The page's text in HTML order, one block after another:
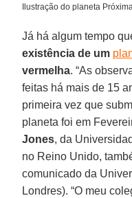
Ilustração do planeta
Já há algum tempo
existência de um
vermelha. “As
feitas há mais de 15
primeira vez que
planeta foi em
Jones, da
no Reino Unido,
comunicado da
Londres). “O meu